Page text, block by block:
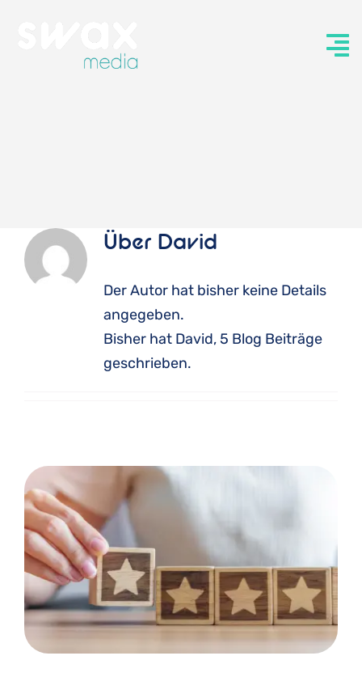
Über David
Der Autor hat bisher keine Details
angegeben.
Bisher hat David, 5 Blog Beiträge
geschrieben.